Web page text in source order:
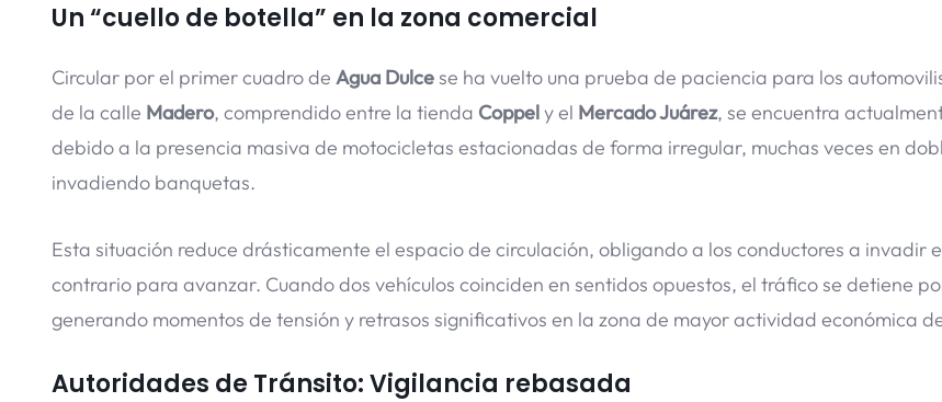
Un “cuello de botella” en la zona comercial
Circular por el primer cuadro de Agua Dulcese ha vuelto una prueba de paciencia para los
de la calle Madero, comprendido entre la tienda Coppely el Mercado Juárez, se encuentra
debido a la presencia masiva de motocicletas estacionadas de forma irregular, muchas veces en
invadiendo banquetas.
Esta situación reduce drásticamente el espacio de circulación, obligando a los conductores a invadir
contrario para avanzar. Cuando dos vehículos coinciden en sentidos opuestos, el tráfico se detiene
generando momentos de tensión y retrasos significativos en la zona de mayor actividad económica
Autoridades de Tránsito: Vigilancia rebasada